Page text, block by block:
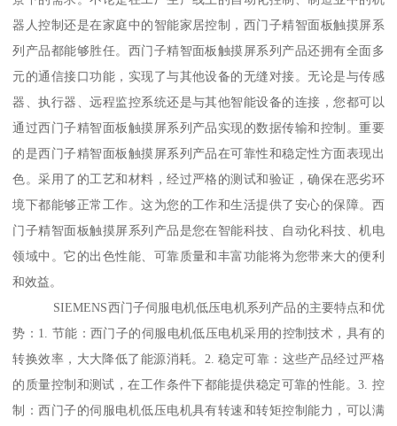
器人控制还是在家庭中的智能家居控制，西门子精智面板触摸屏系
列产品都能够胜任。西门子精智面板触摸屏系列产品还拥有全面多
元的通信接口功能，实现了与其他设备的无缝对接。无论是与传感
器、执行器、远程监控系统还是与其他智能设备的连接，您都可以
通过西门子精智面板触摸屏系列产品实现的数据传输和控制。重要
的是西门子精智面板触摸屏系列产品在可靠性和稳定性方面表现出
色。采用了的工艺和材料，经过严格的测试和验证，确保在恶劣环
境下都能够正常工作。这为您的工作和生活提供了安心的保障。西
门子精智面板触摸屏系列产品是您在智能科技、自动化科技、机电
领域中。它的出色性能、可靠质量和丰富功能将为您带来大的便利
和效益。
SIEMENS西门子伺服电机低压电机系列产品的主要特点和优
势：1. 节能：西门子的伺服电机低压电机采用的控制技术，具有的
转换效率，大大降低了能源消耗。2. 稳定可靠：这些产品经过严格
的质量控制和测试，在工作条件下都能提供稳定可靠的性能。3. 控
制：西门子的伺服电机低压电机具有转速和转矩控制能力，可以满